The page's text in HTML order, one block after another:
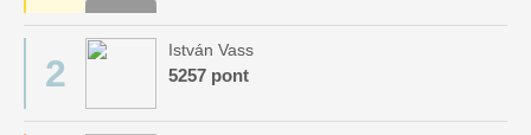
2
István Vass
5257 pont